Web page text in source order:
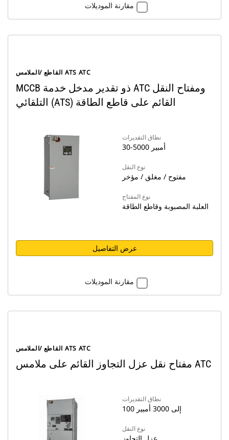
مقارنة الموديلات
القاطع /الملامس ATS ATC
MCCB ذو تقدير مدخل خدمة ATC ومفتاح النقل
التلقائي (ATS) القائم على قاطع الطاقة
نطاق التقديرات
30-5000 أمبير
نوع النقل
مفتوح / مغلق / مؤخر
نوع المفتاح
العلبة المصبوبة وقاطع الطاقة
عرض التفاصيل
مقارنة الموديلات
القاطع /الملامس ATS ATC
مفتاح نقل عزل التجاوز القائم على ملامس ATC
نطاق التقديرات
100 إلى 3000 أمبير
نوع النقل